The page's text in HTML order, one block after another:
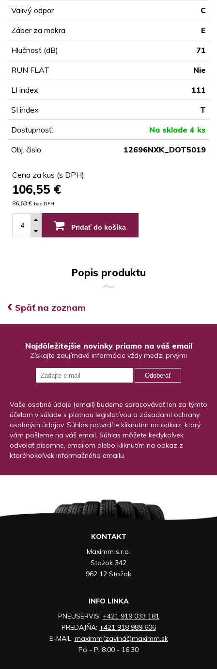
Valivý odpor C
Záber za mokra E
Hlučnosť (dB) 71
RUN FLAT Nie
LI index 111
SI index T
Dostupnosť: Na sklade 4 ks
Obj. čislo: 12696NXK_DOT5019
Cena za kus (s DPH)
106,55 €
86,63 € bez DPH
Pridať do košíka
Popis produktu
‹ Späť na zoznam
Najdôležitejšie novinky priamo na váš email
Získajte zaujímavé informácie vždy medzi prvými
Odoberať
Vaše osobné údaje (email) budeme spracovávať len za týmto
účelom v súlade s platnou legislatívou a zásadami ochrany
osobných údajov. Súhlas potvrdíte kliknutím na odkaz, ktorý
vám pošleme na váš email. Súhlas môžete kedykoľvek
odvolať písomne, emailom alebo kliknutím na odkaz z
ktoréhokoľvek informačného emailu.
KONTAKT
Maximm s.r.o.
Stožok 342
962 12 Stožok
INFO LINKA
PNEUSERVIS: +421 919 033 181
PREDAJŇA: +421 918 989 606
E-MAIL: maximm(zavináč)maximm.sk
Po - Pi 8:00 - 16:30